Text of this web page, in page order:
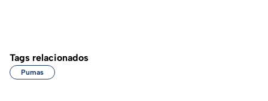
Tags relacionados
Pumas